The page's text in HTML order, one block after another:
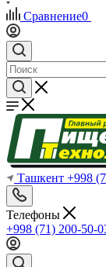
Сравнение0
Ташкент +998
Телефоны
+998 (71) 200-50-